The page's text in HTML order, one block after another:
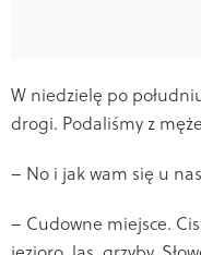
W niedzielę po
drogi. Podaliśmy z
– No i jak wam się u
– Cudowne miejsce.